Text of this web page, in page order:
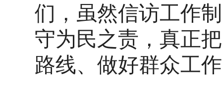
们，虽然信访工作
守为民之责，真正
路线、做好群众工